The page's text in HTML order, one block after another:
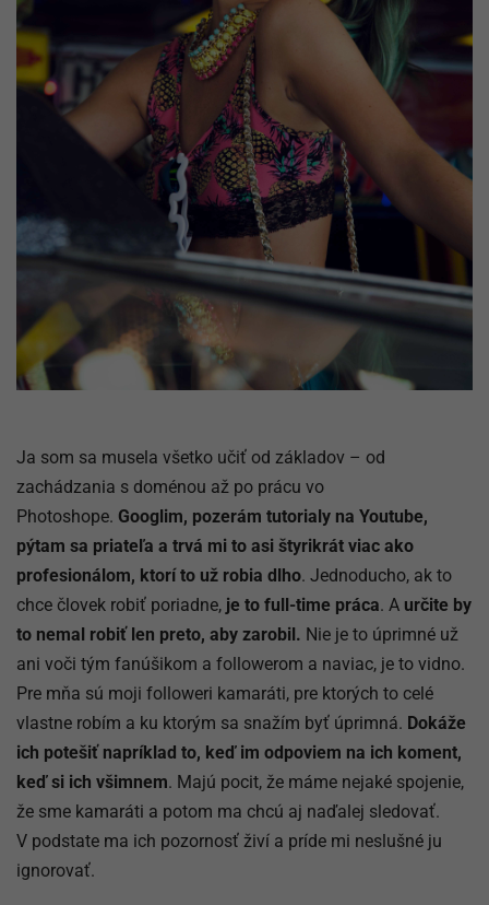
Ja som sa musela všetko učiť od základov – od
zachádzania s doménou až po prácu vo
Photoshope. Googlim, pozerám tutorialy na Youtube,
pýtam sa priateľa a trvá mi to asi štyrikrát viac ako
profesionálom, ktorí to už robia dlho. Jednoducho, ak to
chce človek robiť poriadne, je to full-time práca. A určite by
to nemal robiť len preto, aby zarobil. Nie je to úprimné už
ani voči tým fanúšikom a followerom a naviac, je to vidno.
Pre mňa sú moji followeri kamaráti, pre ktorých to celé
vlastne robím a ku ktorým sa snažím byť úprimná. Dokáže
ich potešiť napríklad to, keď im odpoviem na ich koment,
keď si ich všimnem. Majú pocit, že máme nejaké spojenie,
že sme kamaráti a potom ma chcú aj naďalej sledovať.
V podstate ma ich pozornosť živí a príde mi neslušné ju
ignorovať.